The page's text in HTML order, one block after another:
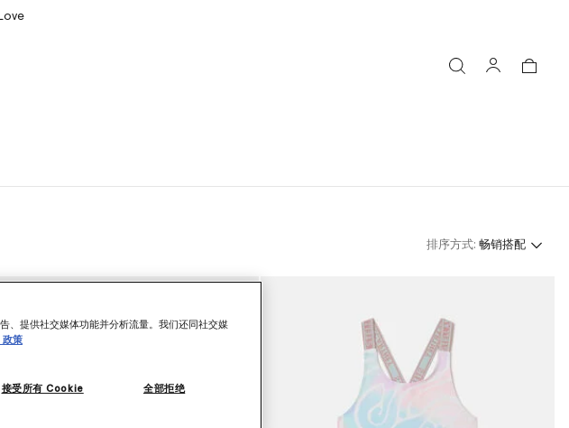
排序方式: 畅销搭配
、提供社交媒体功能并分析流量。我们还同社交媒
策
全部拒绝
接受所有 Cookie